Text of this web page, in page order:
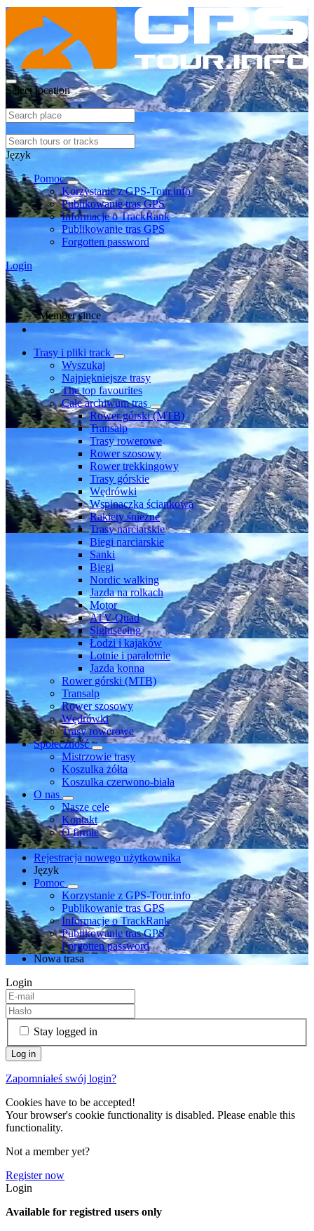
Select location
Język
Pomoc
Korzystanie z GPS-Tour.info
Publikowanie tras GPS
Informacje o TrackRank
Publikowanie tras GPS
Forgotten password
Login
Member since
Trasy i pliki track
Wyszukaj
Najpiękniejsze trasy
The top favourites
Całe archiwum tras
Rower górski (MTB)
Transalp
Trasy rowerowe
Rower szosowy
Rower trekkingowy
Trasy górskie
Wędrówki
Wspinaczka ściankowa
Rakiety śnieżne
Trasy narciarskie
Biegi narciarskie
Sanki
Biegi
Nordic walking
Jazda na rolkach
Motor
ATV-Quad
Sightseeing
Łodzi i kajaków
Lotnie i paralotnie
Jazda konna
Rower górski (MTB)
Transalp
Rower szosowy
Wędrówki
Trasy rowerowe
Społeczność
Mistrzowie trasy
Koszulka żółta
Koszulka czerwono-biała
O nas
Nasze cele
Kontakt
O firmie
Rejestracja nowego użytkownika
Język
Pomoc
Korzystanie z GPS-Tour.info
Publikowanie tras GPS
Informacje o TrackRank
Publikowanie tras GPS
Forgotten password
Nowa trasa
Login
Stay logged in
Zapomniałeś swój login?
Cookies have to be accepted!
Your browser's cookie functionality is disabled. Please enable this
functionality.
Not a member yet?
Register now
Login
Available for registred users only